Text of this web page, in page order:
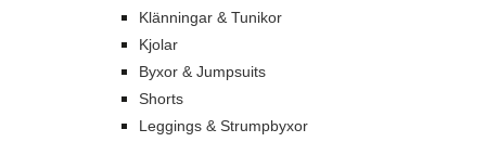
Klänningar & Tunikor
Kjolar
Byxor & Jumpsuits
Shorts
Leggings & Strumpbyxor